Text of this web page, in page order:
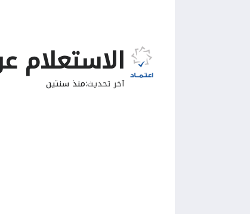
الاستعلام
آخر تحديثمنذ سنتين